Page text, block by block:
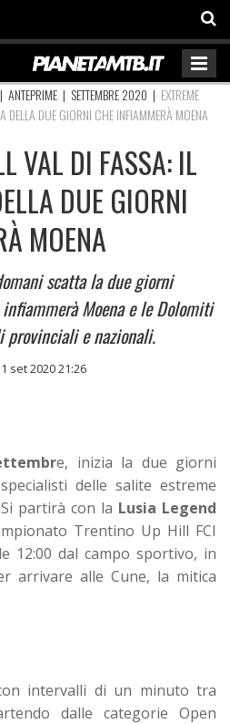
| ANTEPRIME | SETTEMBRE 2020 | EXTREME
DELLA DUE GIORNI CHE INFIAMMERÀ MOENA
VAL DI FASSA: IL
DUE GIORNI
MOENA
scatta la due giorni
Moena e le Dolomiti
provinciali e nazionali.
set 2020 21:26
e, inizia la due giorni
delle salite estreme
partirà con la Lusia Legend
Trentino Up Hill FCI
12:00 dal campo sportivo, in
arrivare alle Cune, la mitica
intervalli di un minuto tra
dalle categorie Open